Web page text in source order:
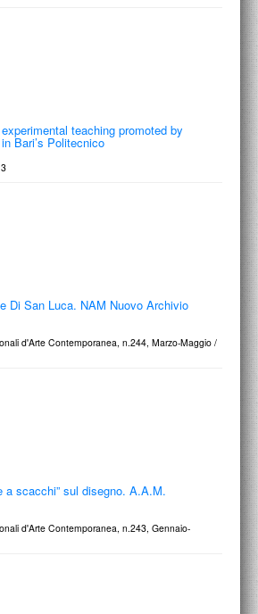
teaching promoted by
Bari’s Politecnico
Di San Luca. NAM Nuovo Archivio
d'Arte Contemporanea, n.244, Marzo-Maggio /
a scacchi” sul disegno. A.A.M.
d'Arte Contemporanea, n.243, Gennaio-